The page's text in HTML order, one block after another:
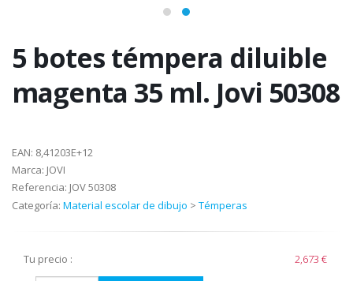
5 botes témpera diluible
magenta 35 ml. Jovi 50308
EAN: 8,41203E+12
Marca: JOVI
Referencia: JOV 50308
Categoría: Material escolar de dibujo > Témperas
Tu precio : 2,673 €